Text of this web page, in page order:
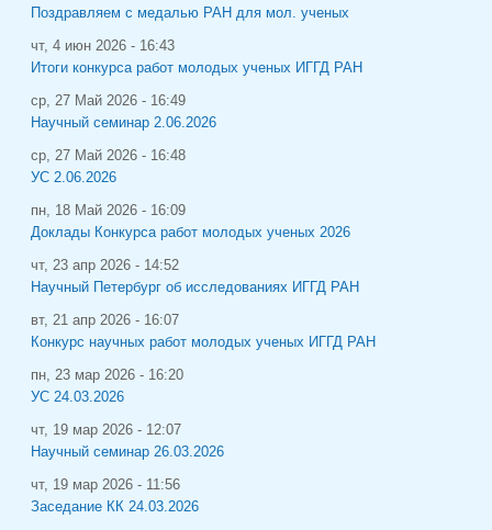
Поздравляем с медалью РАН для мол. ученых
чт, 4 июн 2026 - 16:43
Итоги конкурса работ молодых ученых ИГГД РАН
ср, 27 Май 2026 - 16:49
Научный семинар 2.06.2026
ср, 27 Май 2026 - 16:48
УС 2.06.2026
пн, 18 Май 2026 - 16:09
Доклады Конкурса работ молодых ученых 2026
чт, 23 апр 2026 - 14:52
Научный Петербург об исследованиях ИГГД РАН
вт, 21 апр 2026 - 16:07
Конкурс научных работ молодых ученых ИГГД РАН
пн, 23 мар 2026 - 16:20
УС 24.03.2026
чт, 19 мар 2026 - 12:07
Научный семинар 26.03.2026
чт, 19 мар 2026 - 11:56
Заседание КК 24.03.2026